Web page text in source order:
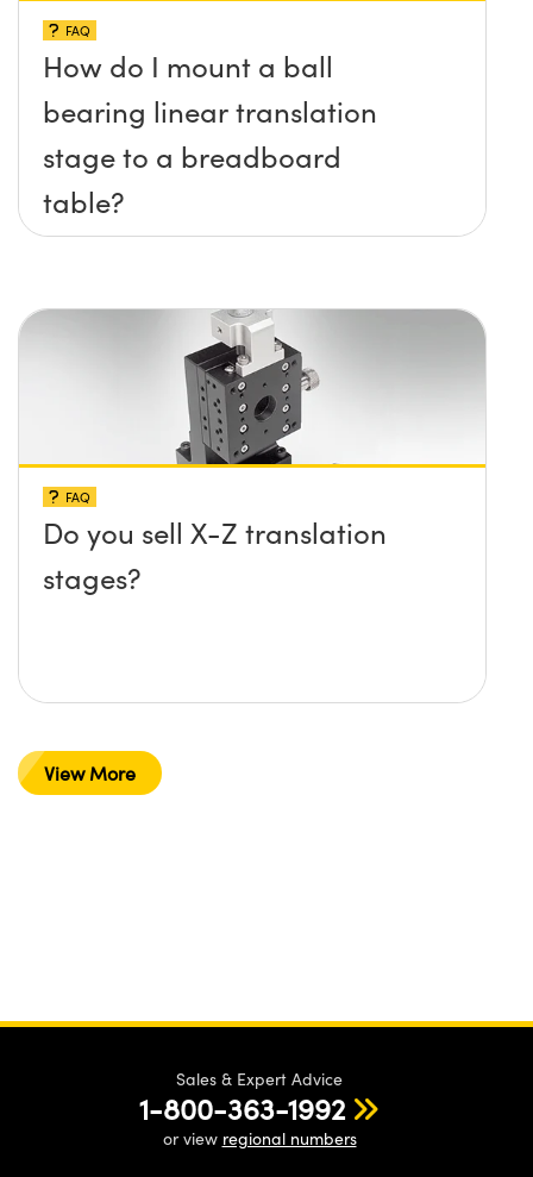
FAQ
How do I mount a ball
bearing linear translation
stage to a breadboard
table?
FAQ
Do you sell X-Z translation
stages?
View More
Sales & Expert Advice
1-800-363-1992
or view regional numbers